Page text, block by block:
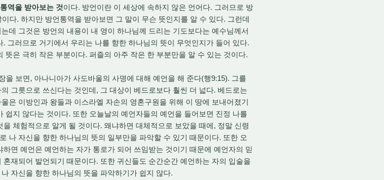
역을 받아보는 것이다. 방언이란 이 세상에 속하지 않은 언어다. 그러므로 방
다. 하지만 방언통역을 받아보면 그 말이 무슨 뜻인지를 알 수 있다. 그런데
데 그것은 방언의 내용이 내 영이 하나님께 드리는 기도보다는 예수님께서
그러므로 거기에서 우리는 나를 향한 하나님의 뜻이 무엇인지가 들어 있다.
뜻은 극히 작은 부분이다. 퍼즐의 아주 작은 한 부분만을 알 수 있는 것이다.
을 보면, 아나니아가 사도바울의 사명에 대해 예언을 해 준다(행9:15). 그를
그릇으로 쓰신다는 것인데, 그 대상이 베드로보다 훨씬 더 넓다. 베드로는
은 이방인과 왕들과 이스라엘 자손의 영혼구원을 위해 이 땅에 보내어졌기
쉽지 않다는 것이다. 또한 오늘날의 예언자들의 예언을 들어보면 진정 나를
체험적으로 알게 될 것이다. 왜냐하면 대체적으로 보았을 때에, 정말 신령
나 자신을 향한 하나님의 뜻의 일부만을 파악할 수 있기 때문이다. 또한 오
면 예언은 예언하는 자가 통로가 되어 쓰임받는 것이기 때문에 예언자의 믿
재되어 발언되기 때문이다. 또한 귀신들도 순간순간 예언하는 자의 입술을
자신을 향한 하나님의 뜻을 파악하기가 쉽지 않다.